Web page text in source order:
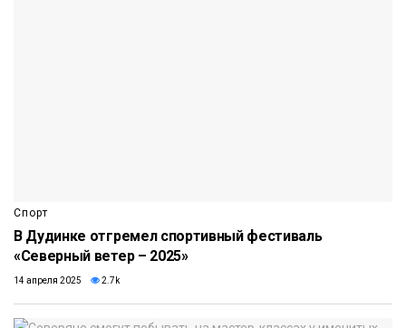
Спорт
В Дудинке отгремел спортивный фестиваль
«Северный ветер – 2025»
14 апреля 2025 2.7k